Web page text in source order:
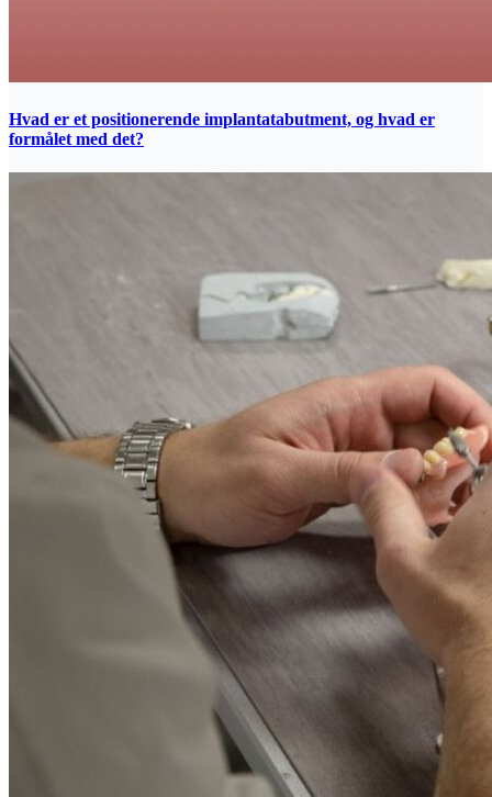
Hvad er et positionerende implantatabutment, og hvad er
formålet med det?